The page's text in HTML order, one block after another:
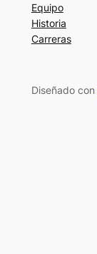
Equipo
Historia
Carreras
Diseñado con